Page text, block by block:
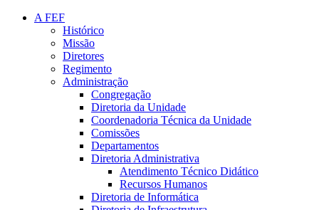
A FEF
Histórico
Missão
Diretores
Regimento
Administração
Congregação
Diretoria da Unidade
Coordenadoria Técnica da Unidade
Comissões
Departamentos
Diretoria Administrativa
Atendimento Técnico Didático
Recursos Humanos
Diretoria de Informática